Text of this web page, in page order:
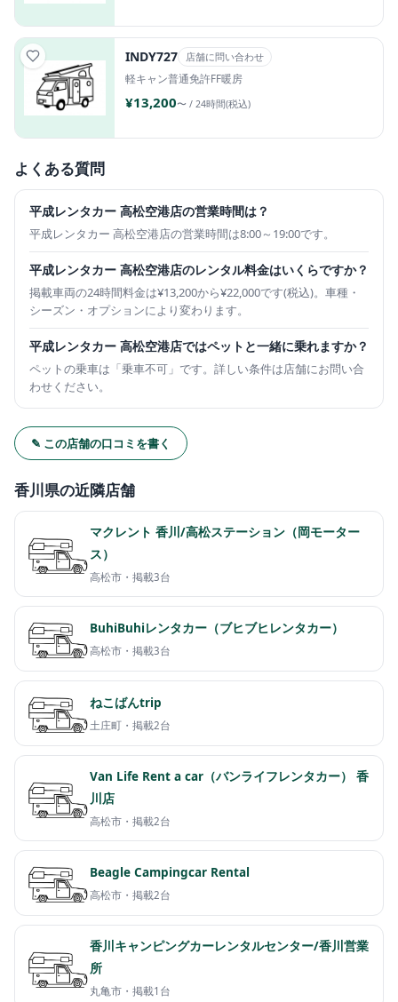
INDY727 店舗に問い合わせ
軽キャン普通免許FF暖房
¥13,200〜 / 24時間(税込)
よくある質問
平成レンタカー 高松空港店の営業時間は？
平成レンタカー 高松空港店の営業時間は8:00～19:00です。
平成レンタカー 高松空港店のレンタル料金はいくらですか？
掲載車両の24時間料金は¥13,200から¥22,000です(税込)。車種・
シーズン・オプションにより変わります。
平成レンタカー 高松空港店ではペットと一緒に乗れますか？
ペットの乗車は「乗車不可」です。詳しい条件は店舗にお問い合
わせください。
✎ この店舗の口コミを書く
香川県の近隣店舗
マクレント 香川/高松ステーション（岡モーター
ス）
高松市・ 掲載3台
BuhiBuhiレンタカー（ブヒブヒレンタカー）
高松市・ 掲載3台
ねこばんtrip
土庄町・ 掲載2台
Van Life Rent a car（バンライフレンタカー） 香
川店
高松市・ 掲載2台
Beagle Campingcar Rental
高松市・ 掲載2台
香川キャンピングカーレンタルセンター/香川営業
所
丸亀市・ 掲載1台